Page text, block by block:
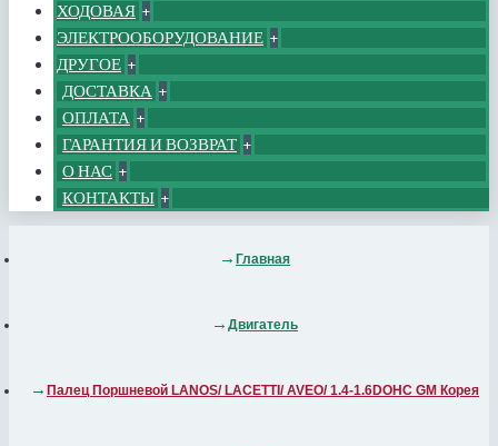
ХОДОВАЯ +
ЭЛЕКТРООБОРУДОВАНИЕ +
ДРУГОЕ +
ДОСТАВКА +
ОПЛАТА +
ГАРАНТИЯ И ВОЗВРАТ +
О НАС +
КОНТАКТЫ +
Главная
Двигатель
Палец Поршневой LANOS/ LACETTI/ AVEO/ 1.4-1.6DOHC GM Корея